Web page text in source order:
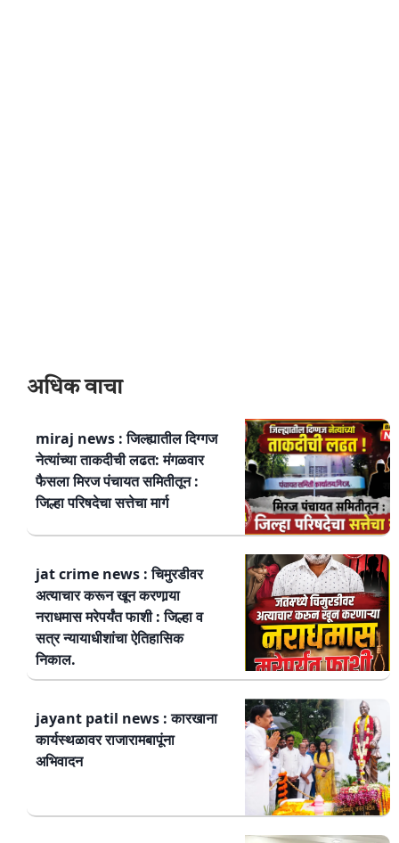
अधिक वाचा
miraj news : जिल्ह्यातील दिग्गज
नेत्यांच्या ताकदीची लढत: मंगळवार
फैसला मिरज पंचायत समितीतून :
जिल्हा परिषदेचा सत्तेचा मार्ग
jat crime news : चिमुरडीवर
अत्याचार करून खून करणार्‍या
नराधमास मरेपर्यंत फाशी : जिल्हा व
सत्र न्यायाधीशांचा ऐतिहासिक
निकाल.
jayant patil news : कारखाना
कार्यस्थळावर राजारामबापूंना
अभिवादन